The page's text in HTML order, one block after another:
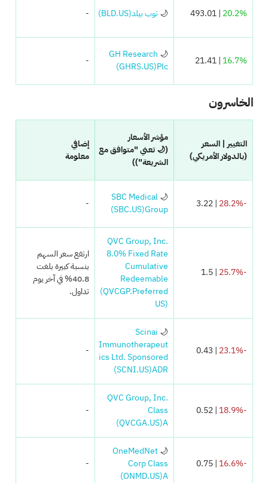
20.2%
| 493.01
🌙توب بيلد(BLD.US)
-
16.7%
| 21.41
🌙
GH Research
Plc
(GHRS.US)
-
الخاسرون
التغيير | السعر
(بالدولار الأمريكي)
مؤشر الأسعار
(🌙 تعني "متوافق مع
الشريعة"))
إضافي
معلومة
-28.2%
| 3.22
🌙
SBC Medical
Group
(SBC.US)
-
-25.7%
| 1.5
QVC Group, Inc.
8.0% Fixed Rate
Cumulative
Redeemable
Preferred
(QVCGP.
US)
ارتفع سعر السهم
بنسبة كبيرة بلغت
40.8% في آخر يوم
تداول.
-23.1%
| 0.43
🌙
Scinai
Immunotherapeut
ics Ltd. Sponsored
ADR
(SCNI.US)
-
-18.9%
| 0.52
QVC Group, Inc.
Class
A
(QVCGA.US)
-
-16.6%
| 0.75
🌙
OneMedNet
Corp Class
A
(ONMD.US)
-